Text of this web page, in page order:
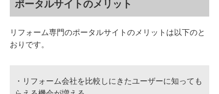
ポータルサイトのメリット
リフォーム専門のポータルサイトのメリットは以下のと
おりです。
・リフォーム会社を比較しにきたユーザーに知っても